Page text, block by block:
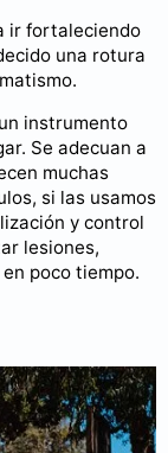
ir fortaleciendo
una rotura
instrumento
Se adecuan a
muchas
si las usamos
y control
lesiones,
poco tiempo.